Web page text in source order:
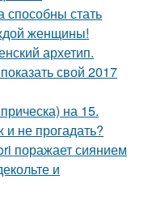
стать
женщины!
архетип.
свой 2017
на 15.
не прогадать?
поражает сиянием
и